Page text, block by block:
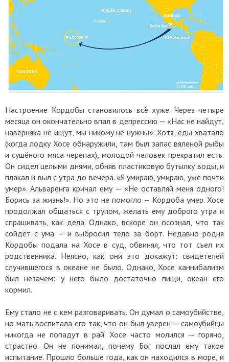
Настроение Кордобы становилось всё хуже. Через четыре
месяца он окончательно впал в депрессию — «Нас не найдут,
наверняка не ищут, мы никому не нужны». Хотя, еды хватало
(когда лодку Хосе обнаружили, там был запас вяленой рыбы
и сушёного мяса черепах), молодой человек прекратил есть.
Он сидел целыми днями, обняв пластиковую бутылку воды, и
плакал и выл с утра до вечера. «Я умираю, умираю, уже почти
умер». Альваренга кричал ему — «Не оставляй меня одного!
Борись за жизнь!». Но это не помогло — Кордоба умер. Хосе
продолжал общаться с трупом, желать ему доброго утра и
спрашивать, как дела. Однако, вскоре он осознал, что так
сойдёт с ума — и выбросил тело за борт. Недавно родня
Кордобы подала на Хосе в суд, обвиняя, что тот съел их
родственника. Неясно, как они это докажут: свидетелей
случившегося в океане не было. Однако, Хосе каннибализм
был незачем: у него было достаточно пищи, океан его
кормил.
Ему стало не с кем разговаривать. Он думал о самоубийстве,
но мать воспитала его так, что он был уверен — самоубийцы
никогда не попадут в рай. Хосе часто молился — горячо,
страстно. Он не понимал, почему Бог послал ему такое
испытание. Прошло больше года, как он находился в море, и